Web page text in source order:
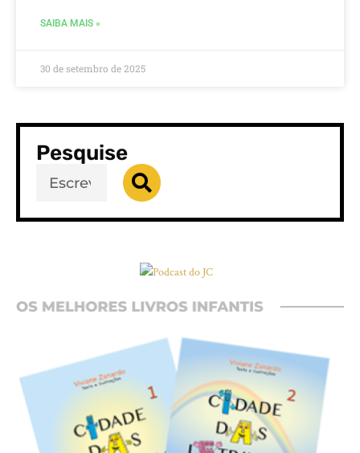
SAIBA MAIS »
30 de setembro de 2025
Pesquise